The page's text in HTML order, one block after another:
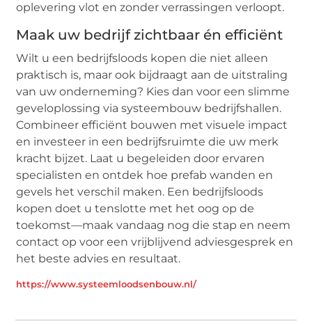
oplevering vlot en zonder verrassingen verloopt.
Maak uw bedrijf zichtbaar én efficiënt
Wilt u een bedrijfsloods kopen die niet alleen
praktisch is, maar ook bijdraagt aan de uitstraling
van uw onderneming? Kies dan voor een slimme
geveloplossing via systeembouw bedrijfshallen.
Combineer efficiënt bouwen met visuele impact
en investeer in een bedrijfsruimte die uw merk
kracht bijzet. Laat u begeleiden door ervaren
specialisten en ontdek hoe prefab wanden en
gevels het verschil maken. Een bedrijfsloods
kopen doet u tenslotte met het oog op de
toekomst—maak vandaag nog die stap en neem
contact op voor een vrijblijvend adviesgesprek en
het beste advies en resultaat.
https://www.systeemloodsenbouw.nl/